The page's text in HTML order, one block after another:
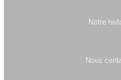
Notre
Nous